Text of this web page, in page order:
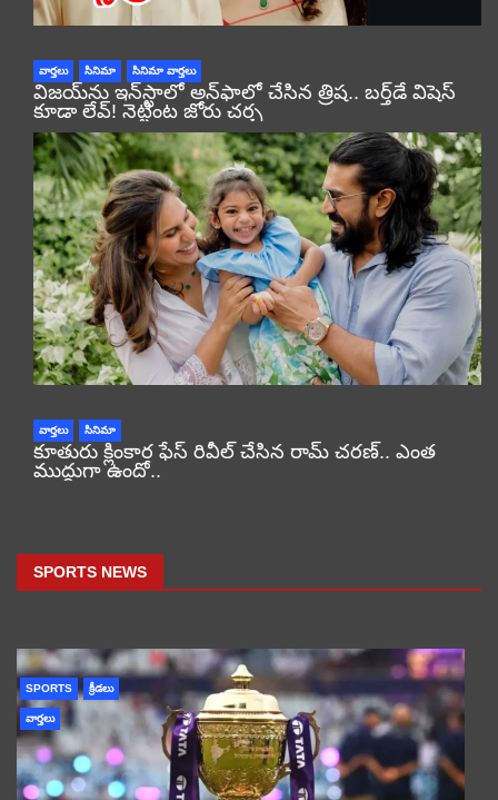
వార్తలు సినిమా సినిమా వార్తలు
విజయ్‌ను ఇన్‌స్టాలో అన్‌ఫాలో చేసిన త్రిష.. బర్త్‌డే విషెస్
కూడా లేవ్! నెట్టింట జోరు చర్చ
వార్తలు సినిమా
కూతురు క్లింకార ఫేస్ రివీల్ చేసిన రామ్ చరణ్.. ఎంత
ముద్దుగా ఉందో..
SPORTS NEWS
SPORTS క్రీడలు
వార్తలు